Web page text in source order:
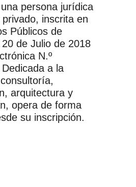
persona jurídica
inscrita en
Públicos de
de Julio de 2018
N.º
a la
arquitectura y
opera de forma
su inscripción.